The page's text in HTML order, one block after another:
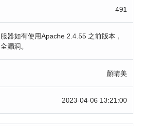
491
器如有使用Apache 2.4.55 之前版本，
漏洞。
顏晴美
2023-04-06 13:21:00